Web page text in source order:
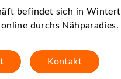
befindet sich in
durchs
Kontakt